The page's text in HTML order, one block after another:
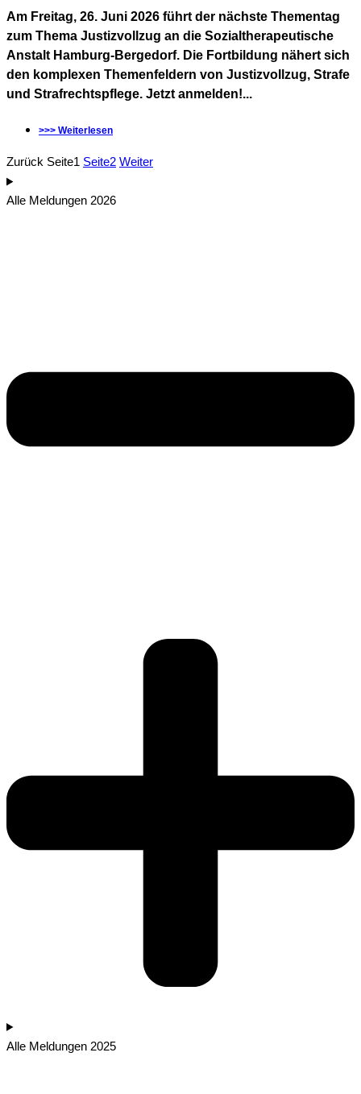
Am Freitag, 26. Juni 2026 führt der nächste Thementag
zum Thema Justizvollzug an die Sozialtherapeutische
Anstalt Hamburg-Bergedorf. Die Fortbildung nähert sich
den komplexen Themenfeldern von Justizvollzug, Strafe
und Strafrechtspflege. Jetzt anmelden!...
>>> Weiterlesen
Zurück Seite1 Seite2 Weiter
Alle Meldungen 2026
Alle Meldungen 2025